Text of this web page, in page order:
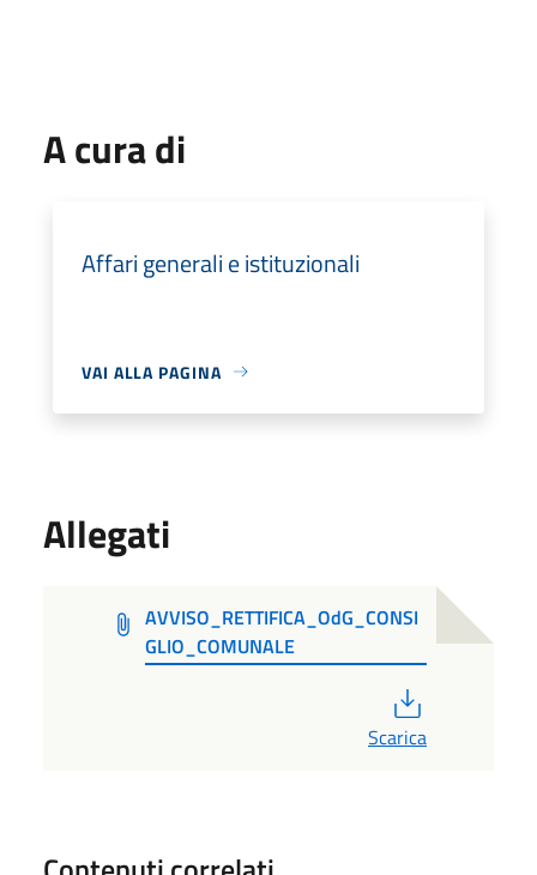
A cura di
Affari generali e istituzionali
VAI ALLA PAGINA
Allegati
AVVISO_RETTIFICA_OdG_CONSI
GLIO_COMUNALE
Scarica